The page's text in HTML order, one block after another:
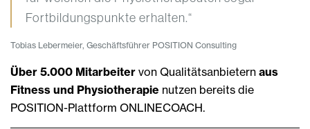
Fortbildungspunkte erhalten.“
Tobias Lebermeier, Geschäftsführer POSITION Consulting
Über 5.000 Mitarbeiter von Qualitätsanbietern aus
Fitness und Physiotherapie nutzen bereits die
POSITION-Plattform ONLINECOACH.